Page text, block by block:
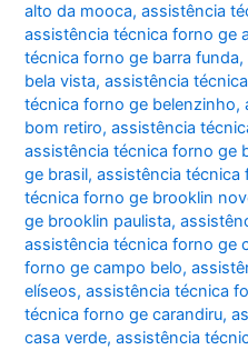
alto da mooca,assistência
assistência técnica forno ge
técnica forno ge barra funda,
bela vista,assistência
técnica forno ge belenzinho,
bom retiro,assistência
assistência técnica forno ge
ge brasil,assistência técnica
técnica forno ge brooklin
ge brooklin paulista,
assistência técnica forno ge
forno ge campo belo,
elíseos,assistência técnica
técnica forno ge carandiru,
casa verde,assistência